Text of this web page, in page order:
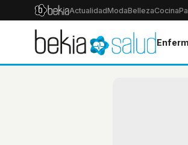
ActualidadModaBellezaCocina